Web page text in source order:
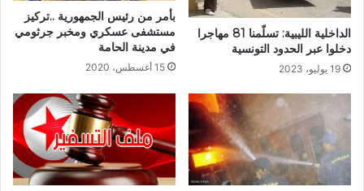
الداخلية الليبية: تسلّمنا 81 مهاجرا
دخلوا عبر الحدود التونسية
19 يوليو، 2023
بأمر من رئيس الجمهورية ..تركيز
مستشفى عسكري ومخبر جرثومي
في مدينة الحامة
15 أغسطس، 2020